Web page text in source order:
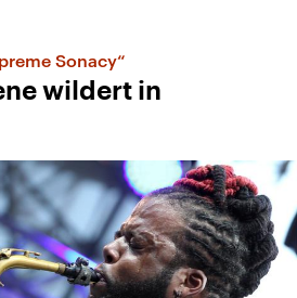
Sonacy“
wildert in